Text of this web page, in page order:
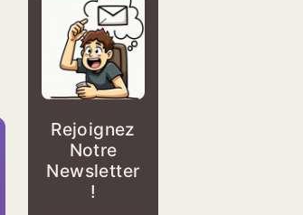
Rejoignez
Notre
Newsletter
!